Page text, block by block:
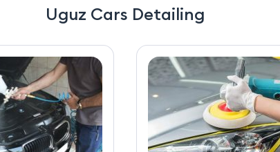
Uguz Cars Detailing